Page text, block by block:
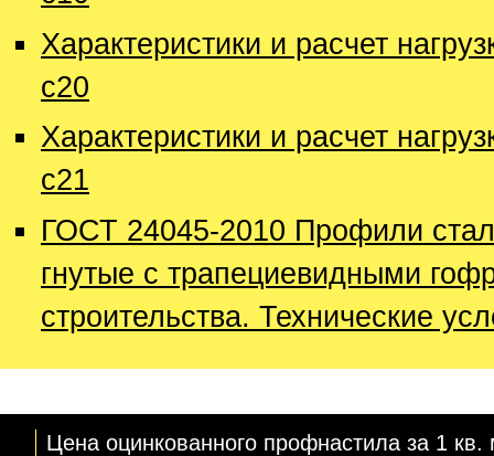
Характеристики и расчет
с20
Характеристики и расчет
с21
ГОСТ 24045-2010 Профили
гнутые с трапециевидными
строительства. Технические
Цена оцинкованного профнастила за 1 кв.